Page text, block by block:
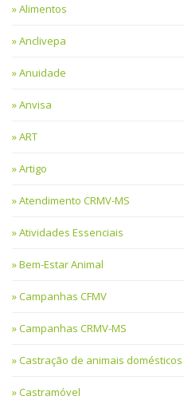
Alimentos
Anclivepa
Anuidade
Anvisa
ART
Artigo
Atendimento CRMV-MS
Atividades Essenciais
Bem-Estar Animal
Campanhas CFMV
Campanhas CRMV-MS
Castração de animais domésticos
Castramóvel